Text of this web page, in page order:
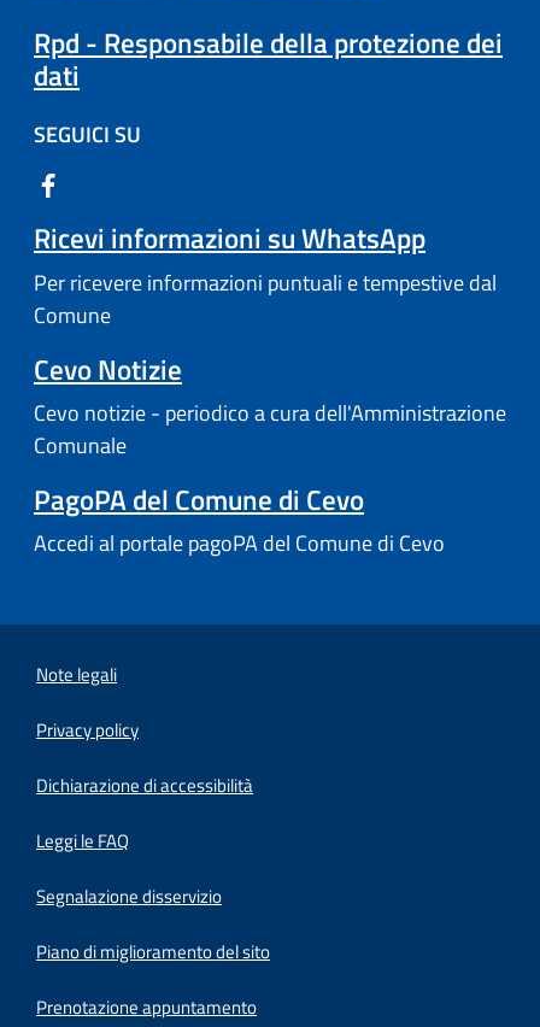
Rpd - Responsabile della protezione dei
dati
SEGUICI SU
Ricevi informazioni su WhatsApp
Per ricevere informazioni puntuali e tempestive dal
Comune
Cevo Notizie
Cevo notizie - periodico a cura dell'Amministrazione
Comunale
PagoPA del Comune di Cevo
Accedi al portale pagoPA del Comune di Cevo
Note legali
Privacy policy
Dichiarazione di accessibilità
Leggi le FAQ
Segnalazione disservizio
Piano di miglioramento del sito
Prenotazione appuntamento